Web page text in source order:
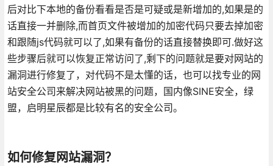
后对比下本地的备份看看是否是可疑或是新增加的,如果是的
话直接一并删除,而首页文件被增加的加密代码只要去掉加密
和跟随js代码就可以了,如果有备份的话直接替换即可.做好这
些步骤后就可以恢复正常访问了,剩下的问题就是要对网站的
漏洞进行修复了，对代码不是太懂的话，也可以找专业的网
站安全公司来解决网站被黑的问题，国内像SINE安全，绿
盟，启明星辰都是比较有名的安全公司。
如何修复网站漏洞？